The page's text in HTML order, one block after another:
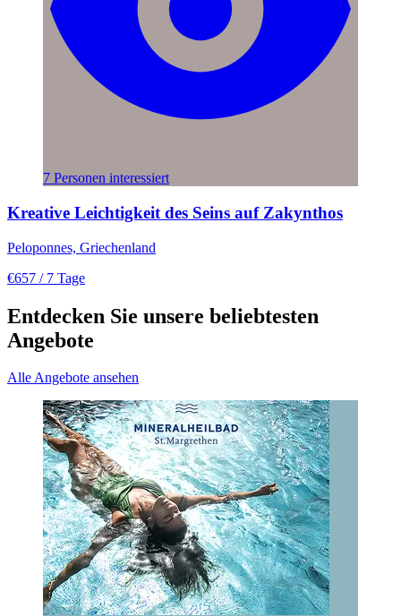
7 Personen interessiert
Kreative Leichtigkeit des Seins auf Zakynthos
Peloponnes, Griechenland
€657 / 7 Tage
Entdecken Sie unsere beliebtesten
Angebote
Alle Angebote ansehen